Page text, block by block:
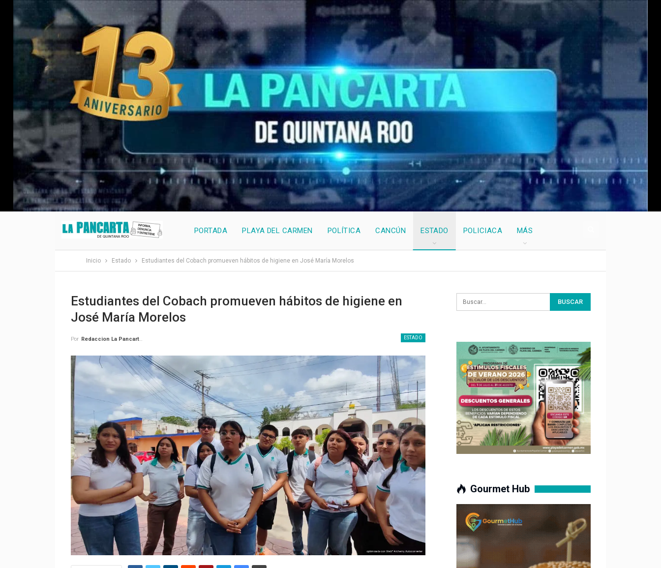
PORTADA PLAYA DEL CARMEN POLÍTICA CANCÚN ESTADO POLICIACA MÁS
Inicio Estado Estudiantes del Cobach promueven hábitos de higiene en José María Morelos
Estudiantes del Cobach promueven hábitos de higiene en
José María Morelos
ESTADO
Por Redaccion La Pancarta De Quintana Roo
Gourmet Hub